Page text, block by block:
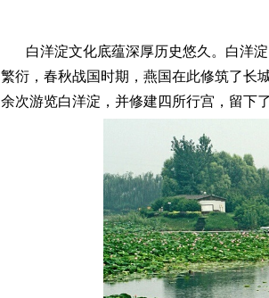
白洋淀文化底蕴深厚历史悠久。白洋
繁衍，春秋战国时期，燕国在此修筑了长
余次游览白洋淀，并修建四所行宫，留下